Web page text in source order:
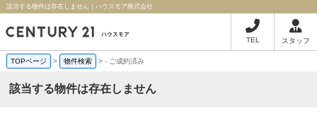
該当する物件は存在しません｜ハウスモア株式会社
TEL スタッフ
TOPページ > 物件検索 >- ご成約済み
該当する物件は存在しません